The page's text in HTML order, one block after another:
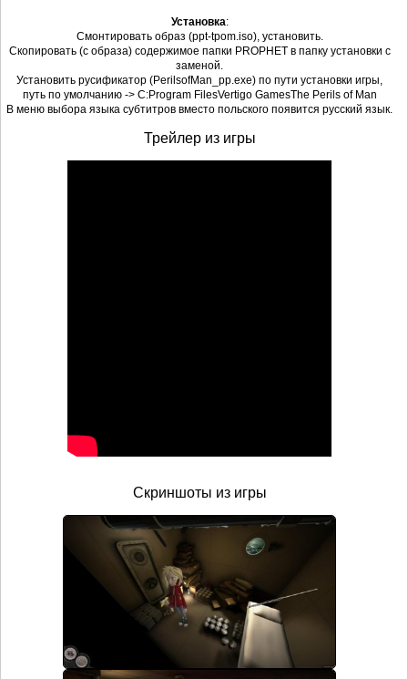
Установка:
Смонтировать образ (ppt-tpom.iso), установить.
Скопировать (с образа) содержимое папки PROPHET в папку установки с
заменой.
Установить русификатор (PerilsofMan_pp.exe) по пути установки игры,
путь по умолчанию -> C:Program FilesVertigo GamesThe Perils of Man
В меню выбора языка субтитров вместо польского появится русский язык.
Трейлер из игры
Скриншоты из игры